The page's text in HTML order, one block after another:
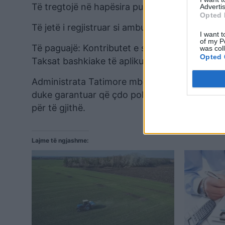
Opted
I want
of my
was
Opted
Të tregtojë në hapësira publike me leje të
Të jetë i regjistruar si ambulant pranë
Të paguajë: Kontributet e sigurimeve
Taksat bashkiake të aplikueshme.
Administrata Tatimore mbetet e angazhuar
duke garantuar që çdo politikë tatimore të
për të gjithë.
Lajme të ngjashme: